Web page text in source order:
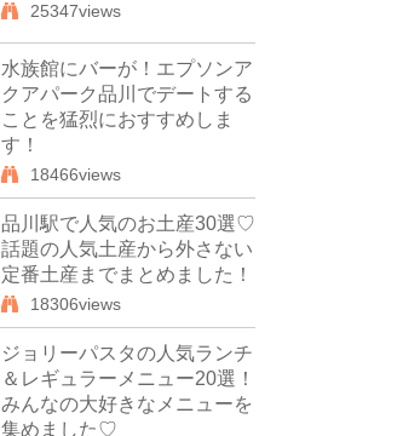
25347views
水族館にバーが！エプソンア
クアパーク品川でデートする
ことを猛烈におすすめしま
す！
18466views
品川駅で人気のお土産30選♡
話題の人気土産から外さない
定番土産までまとめました！
18306views
ジョリーパスタの人気ランチ
＆レギュラーメニュー20選！
みんなの大好きなメニューを
集めました♡